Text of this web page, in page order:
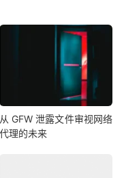
从 GFW 泄露文件审视网络
代理的未来